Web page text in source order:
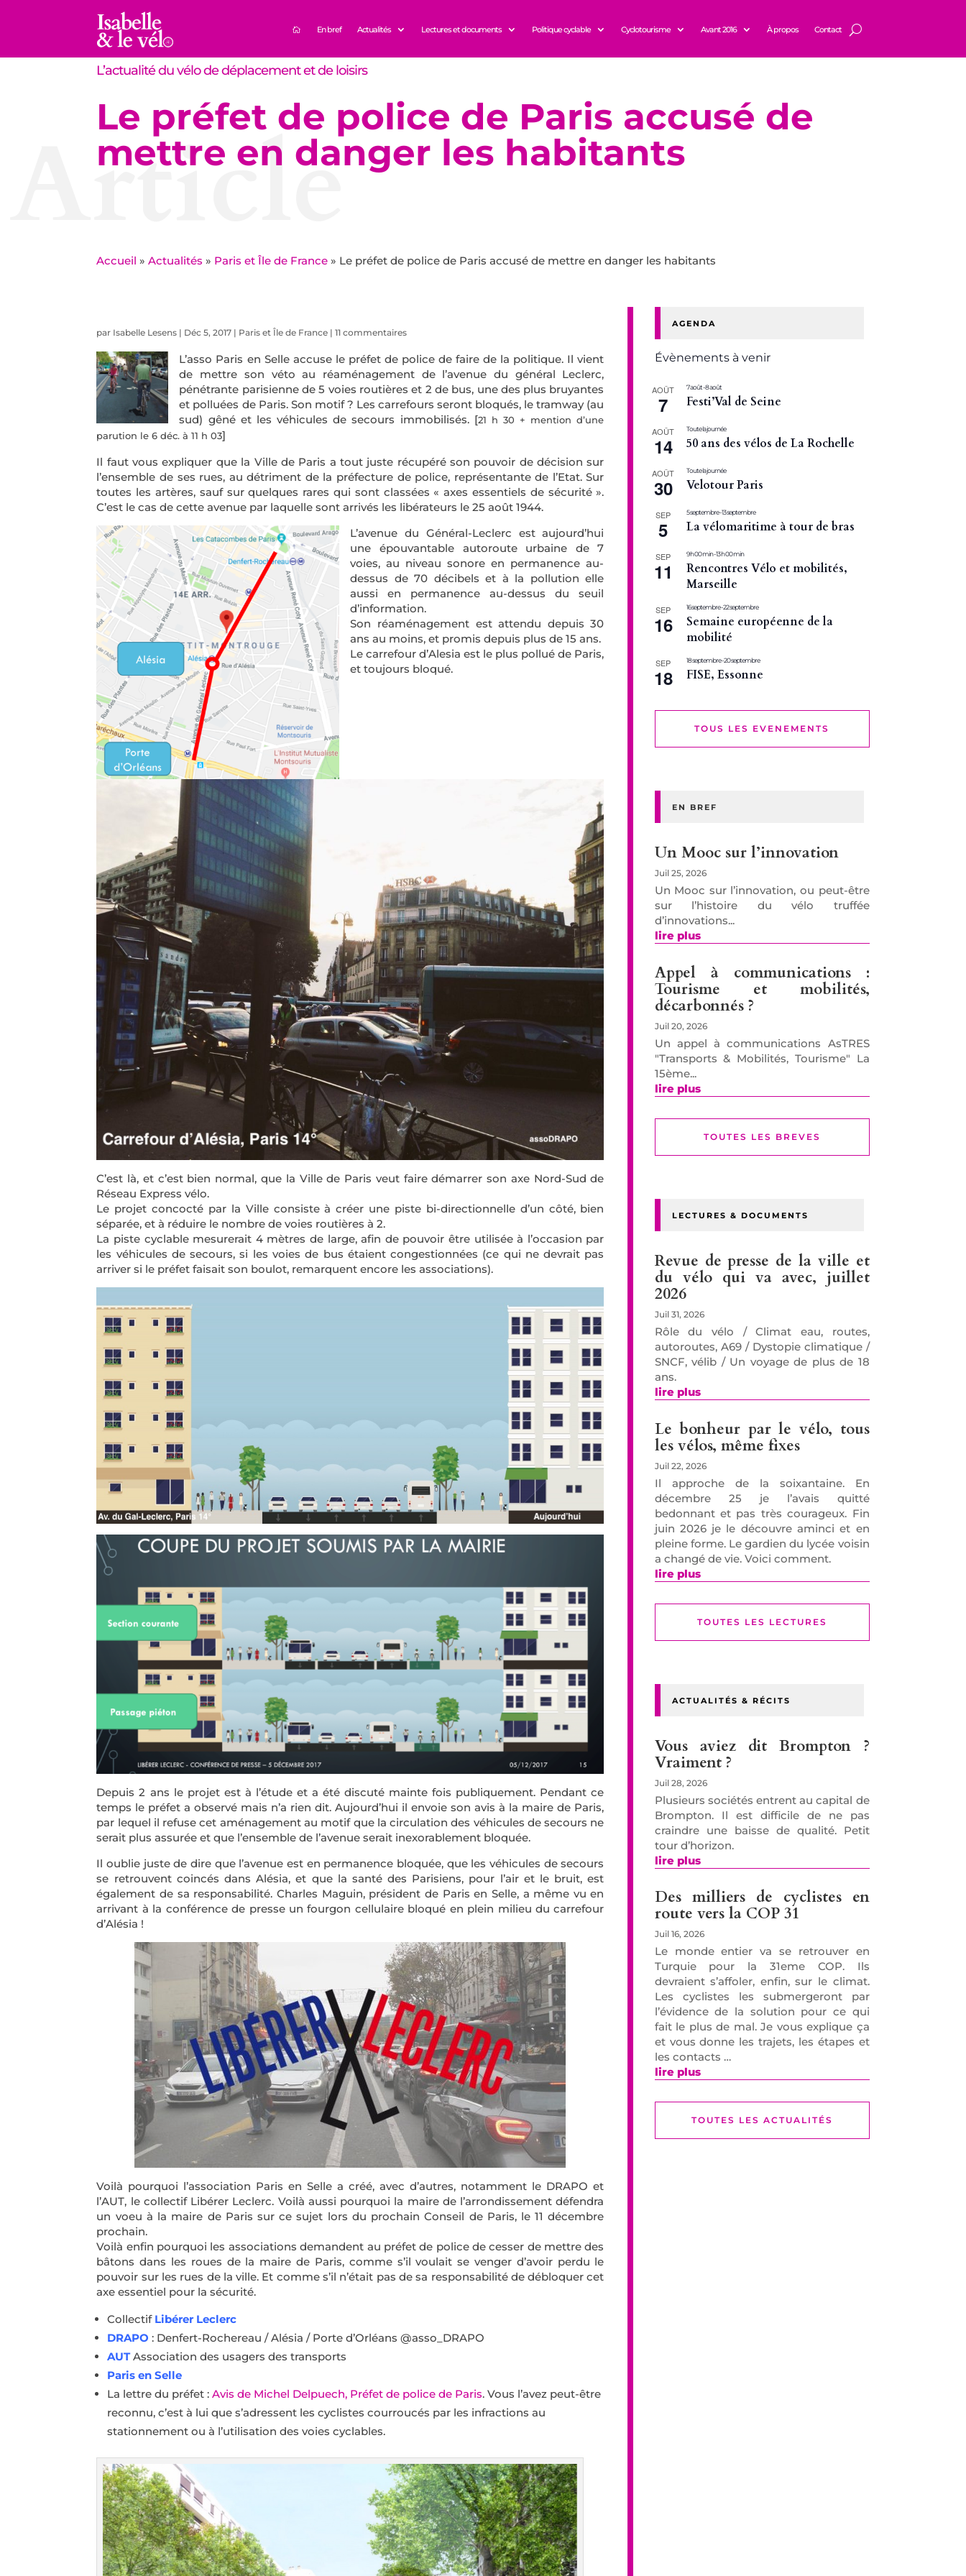
En bref Actualités Lectures et documents Politique cyclable Cyclotourisme Avant 2016 À propos Contact
L’actualité du vélo de déplacement et de loisirs
Le préfet de police de Paris accusé de
mettre en danger les habitants
Article
Accueil »Actualités » Paris et Île de France » Le préfet de police de Paris accusé de mettre en danger les habitants
par Isabelle Lesens | Déc 5, 2017 | Paris et Île de France |11 commentaires
L’asso Paris en Selle accuse le préfet de police de faire de la politique. Il vient
de mettre son véto au réaménagement de l’avenue du général Leclerc,
pénétrante parisienne de 5 voies routières et 2 de bus, une des plus bruyantes
et polluées de Paris. Son motif ? Les carrefours seront bloqués, le tramway (au
sud) gêné et les véhicules de secours immobilisés. [21 h 30 + mention d’une
parution le 6 déc. à 11 h 03]
Il faut vous expliquer que la Ville de Paris a tout juste récupéré son pouvoir de décision sur
l’ensemble de ses rues, au détriment de la préfecture de police, représentante de l’Etat. Sur
toutes les artères, sauf sur quelques rares qui sont classées « axes essentiels de sécurité ».
C’est le cas de cette avenue par laquelle sont arrivés les libérateurs le 25 août 1944.
L’avenue du Général-Leclerc est aujourd’hui
une épouvantable autoroute urbaine de 7
voies, au niveau sonore en permanence au-
dessus de 70 décibels et à la pollution elle
aussi en permanence au-dessus du seuil
d’information.
Son réaménagement est attendu depuis 30
ans au moins, et promis depuis plus de 15 ans.
Le carrefour d’Alesia est le plus pollué de Paris,
et toujours bloqué.
C’est là, et c’est bien normal, que la Ville de Paris veut faire démarrer son axe Nord-Sud de
Réseau Express vélo.
Le projet concocté par la Ville consiste à créer une piste bi-directionnelle d’un côté, bien
séparée, et à réduire le nombre de voies routières à 2.
La piste cyclable mesurerait 4 mètres de large, afin de pouvoir être utilisée à l’occasion par
les véhicules de secours, si les voies de bus étaient congestionnées (ce qui ne devrait pas
arriver si le préfet faisait son boulot, remarquent encore les associations).
Depuis 2 ans le projet est à l’étude et a été discuté mainte fois publiquement. Pendant ce
temps le préfet a observé mais n’a rien dit. Aujourd’hui il envoie son avis à la maire de Paris,
par lequel il refuse cet aménagement au motif que la circulation des véhicules de secours ne
serait plus assurée et que l’ensemble de l’avenue serait inexorablement bloquée.
Il oublie juste de dire que l’avenue est en permanence bloquée, que les véhicules de secours
se retrouvent coincés dans Alésia, et que la santé des Parisiens, pour l’air et le bruit, est
également de sa responsabilité. Charles Maguin, président de Paris en Selle, a même vu en
arrivant à la conférence de presse un fourgon cellulaire bloqué en plein milieu du carrefour
d’Alésia !
Voilà pourquoi l’association Paris en Selle a créé, avec d’autres, notamment le DRAPO et
l’AUT, le collectif Libérer Leclerc. Voilà aussi pourquoi la maire de l’arrondissement défendra
un voeu à la maire de Paris sur ce sujet lors du prochain Conseil de Paris, le 11 décembre
prochain.
Voilà enfin pourquoi les associations demandent au préfet de police de cesser de mettre des
bâtons dans les roues de la maire de Paris, comme s’il voulait se venger d’avoir perdu le
pouvoir sur les rues de la ville. Et comme s’il n’était pas de sa responsabilité de débloquer cet
axe essentiel pour la sécurité.
Collectif Libérer Leclerc
DRAPO : Denfert-Rochereau / Alésia / Porte d’Orléans @asso_DRAPO
AUTAssociation des usagers des transports
Paris en Selle
La lettre du préfet :Avis de Michel Delpuech, Préfet de police de Paris. Vous l’avez peut-être
reconnu, c’est à lui que s’adressent les cyclistes courroucés par les infractions au
stationnement ou à l’utilisation des voies cyclables.
AGENDA
Évènements à venir
AOÛT
7
7 août-8 août
Festi’Val de Seine
AOÛT
14
Toute la journée
50 ans des vélos de La Rochelle
AOÛT
30
Toute la journée
Velotour Paris
SEP
5
5 septembre-13 septembre
La vélomaritime à tour de bras
SEP
11
9 h 00 min-13 h 00 min
Rencontres Vélo et mobilités,
Marseille
SEP
16
16 septembre-22 septembre
Semaine européenne de la
mobilité
SEP
18
18 septembre-20 septembre
FISE, Essonne
TOUS LES EVENEMENTS
EN BREF
Un Mooc sur l’innovation
Juil 25, 2026
Un Mooc sur l’innovation, ou peut-être
sur l’histoire du vélo truffée
d’innovations...
lire plus
Appel à communications :
Tourisme et mobilités,
décarbonnés ?
Juil 20, 2026
Un appel à communications AsTRES
"Transports & Mobilités, Tourisme" La
15ème...
lire plus
TOUTES LES BREVES
LECTURES & DOCUMENTS
Revue de presse de la ville et
du vélo qui va avec, juillet
2026
Juil 31, 2026
Rôle du vélo / Climat eau, routes,
autoroutes, A69 / Dystopie climatique /
SNCF, vélib / Un voyage de plus de 18
ans.
lire plus
Le bonheur par le vélo, tous
les vélos, même fixes
Juil 22, 2026
Il approche de la soixantaine. En
décembre 25 je l’avais quitté
bedonnant et pas très courageux. Fin
juin 2026 je le découvre aminci et en
pleine forme. Le gardien du lycée voisin
a changé de vie. Voici comment.
lire plus
TOUTES LES LECTURES
ACTUALITÉS & RÉCITS
Vous aviez dit Brompton ?
Vraiment ?
Juil 28, 2026
Plusieurs sociétés entrent au capital de
Brompton. Il est difficile de ne pas
craindre une baisse de qualité. Petit
tour d’horizon.
lire plus
Des milliers de cyclistes en
route vers la COP 31
Juil 16, 2026
Le monde entier va se retrouver en
Turquie pour la 31eme COP. Ils
devraient s’affoler, enfin, sur le climat.
Les cyclistes les submergeront par
l’évidence de la solution pour ce qui
fait le plus de mal. Je vous explique ça
et vous donne les trajets, les étapes et
les contacts …
lire plus
TOUTES LES ACTUALITÉS